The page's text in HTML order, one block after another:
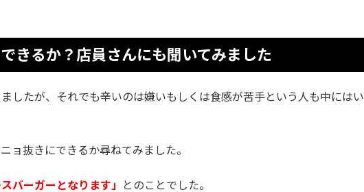
きるか？店員さんにも聞いてみました
したが、それでも辛いのは嫌いもしくは食感が苦手という人も中にはい
ョ抜きにできるか尋ねてみました。
バーガーとなります」 とのことでした。